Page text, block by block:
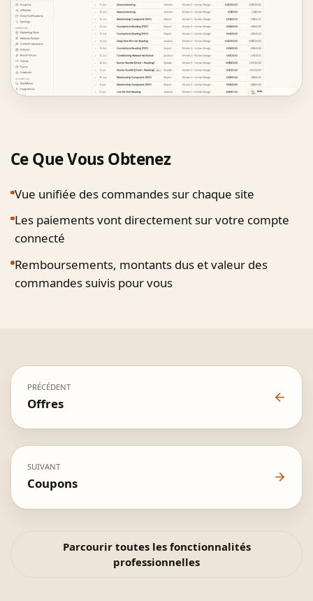
Ce Que Vous Obtenez
Vue unifiée des commandes sur chaque site
Les paiements vont directement sur votre compte
connecté
Remboursements, montants dus et valeur des
commandes suivis pour vous
PRÉCÉDENT
Offres
SUIVANT
Coupons
Parcourir toutes les fonctionnalités
professionnelles